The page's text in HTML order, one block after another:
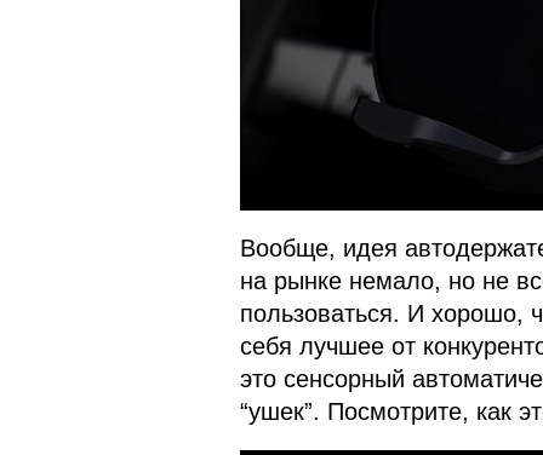
Вообще, идея
на рынке немало, но не
пользоваться. И хорошо,
себя лучшее от
это сенсорный
“ушек”. Посмотрите, как